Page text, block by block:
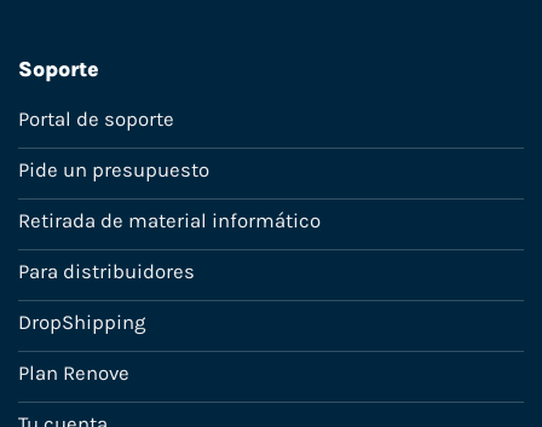
Soporte
Portal de soporte
Pide un presupuesto
Retirada de material informático
Para distribuidores
DropShipping
Plan Renove